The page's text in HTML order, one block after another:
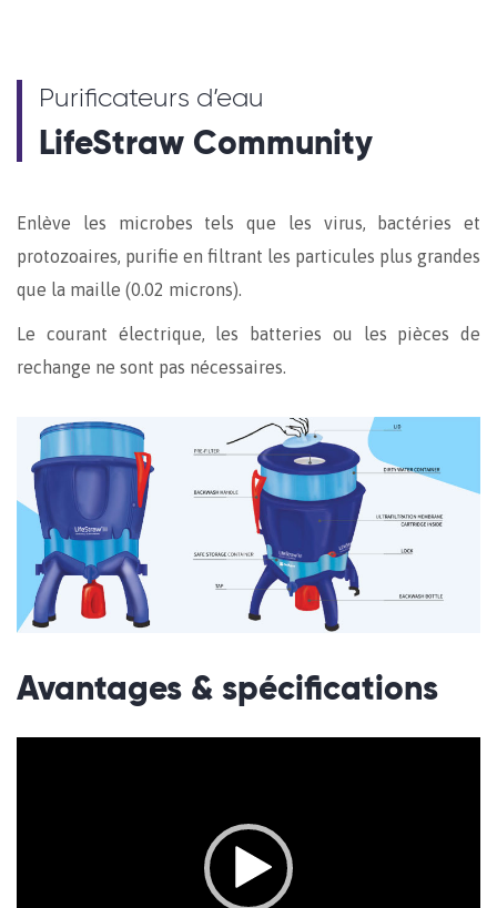
Purificateurs d’eau
LifeStraw Community
Enlève les microbes tels que les virus, bactéries et
protozoaires, purifie en filtrant les particules plus grandes
que la maille (0.02 microns).
Le courant électrique, les batteries ou les pièces de
rechange ne sont pas nécessaires.
Avantages & spécifications